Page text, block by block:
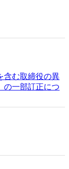
含む取締役の異
の一部訂正につ